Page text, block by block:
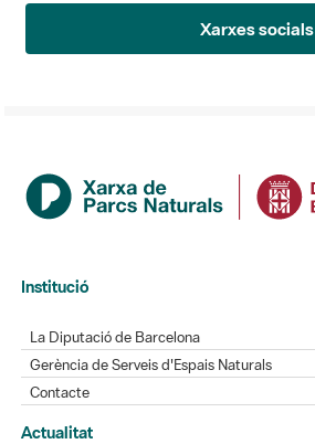
Xarxes socials
Institució
La Diputació de Barcelona
Gerència de Serveis d'Espais Naturals
Contacte
Actualitat